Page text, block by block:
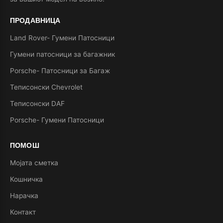
ПРОДАВНИЦА
Land Rover- Гумени Патосници
Гумени патосници за багажник
Porsche- Патосници за Багаж
Теписонски Chevrolet
Теписонски DAF
Porsche- Гумени Патосници
ПОМОШ
Мојата сметка
Кошничка
Нарачка
Контакт